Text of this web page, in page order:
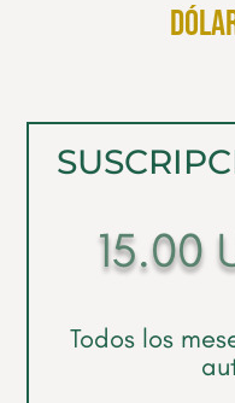
15.00
Todos los